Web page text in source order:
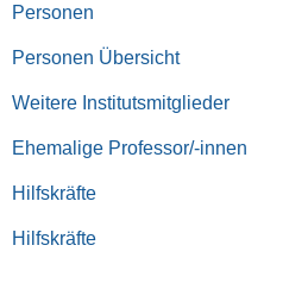
Personen
Personen Übersicht
Weitere Institutsmitglieder
Ehemalige Professor/-innen
Hilfskräfte
Hilfskräfte